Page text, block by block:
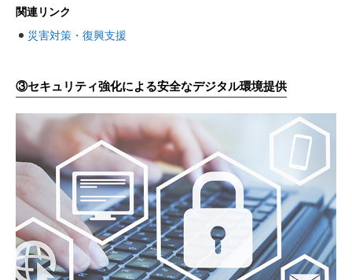
関連リンク
災害対策・復興支援
③セキュリティ強化による安全なデジタル環境提供